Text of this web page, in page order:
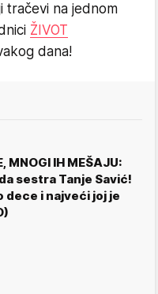
tračevi na jednom
ŽIVOT
dana!
MNOGI IH MEŠAJU:
sestra Tanje Savić!
dece i najveći joj je